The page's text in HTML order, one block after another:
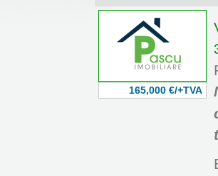
165,000 €/+TVA